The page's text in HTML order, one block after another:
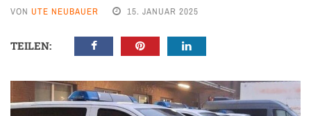
VON UTE NEUBAUER 15. JANUAR 2025
TEILEN: